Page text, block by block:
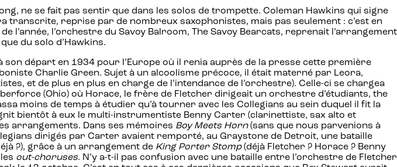
ne se fait pas sentir que dans les solos de trompette. Coleman Hawkins qui signe
reprise par de nombreux saxophonistes, mais pas seulement : c’est en
l’orchestre du Savoy Balroom, The Savoy Bearcats, reprenait l’arrangement
du solo d’Hawkins.
son départ en 1934 pour l’Europe où il renia auprès de la presse cette première
Charlie Green. Sujet à un alcoolisme précoce, il était materné par Leora,
et de plus en plus en charge de l’intendance de l’orchestre). Celle-ci se chargea
(Ohio) où Horace, le frère de Fletcher dirigeait un orchestre d’étudiants, the
moins de temps à étudier qu’à tourner avec les Collegians au sein duquel il fit la
bientôt à eux le multi-instrumentiste Benny Carter (clarinettiste, sax alto et
arrangements. Dans ses mémoires Boy Meets Horn(sans que nous parvenions à
dirigés par Carter avaient remporté, au Graystone de Detroit, une bataille
?), grâce à un arrangement de King Porter Stomp(déjà Fletcher ? Horace ? Benny
out-choruses. N’y a-t-il pas confusion avec une bataille entre l’orchestre de Fletcher